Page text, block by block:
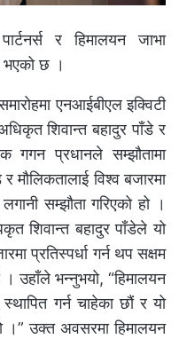
र हिमालयन जाभा
भएको छ ।
एनआईबीएल इक्विटी
शिवान्त बहादुर पाँडे र
गगन प्रधानले सम्झौतामा
मौलिकतालाई विश्व बजारमा
लगानी सम्झौता गरिएको हो ।
शिवान्त बहादुर पाँडेले यो
प्रतिस्पर्धा गर्न थप सक्षम
। उहाँले भन्नुभयो, “हिमालयन
स्थापित गर्न चाहेका छौं र यो
।” उक्त अवसरमा हिमालयन